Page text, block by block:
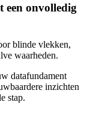
een onvolledig
blinde vlekken,
waarheden.
datafundament
inzichten
stap.